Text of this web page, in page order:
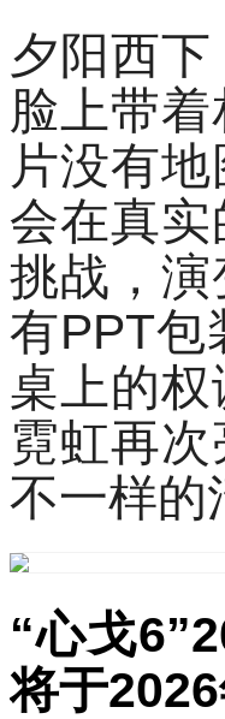
夕阳西
脸上带
片没有
会在真
挑战，
有PPT包
桌上的
霓虹再
不一样的
“心戈
将于